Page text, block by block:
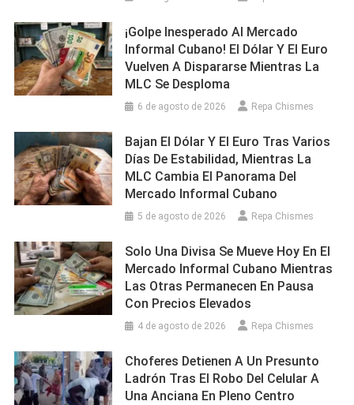
¡Golpe Inesperado Al Mercado
Informal Cubano! El Dólar Y El Euro
Vuelven A Dispararse Mientras La
MLC Se Desploma
6 de agosto de 2026 Repa Chismes
Bajan El Dólar Y El Euro Tras Varios
Días De Estabilidad, Mientras La
MLC Cambia El Panorama Del
Mercado Informal Cubano
5 de agosto de 2026 Repa Chismes
Solo Una Divisa Se Mueve Hoy En El
Mercado Informal Cubano Mientras
Las Otras Permanecen En Pausa
Con Precios Elevados
4 de agosto de 2026 Repa Chismes
Choferes Detienen A Un Presunto
Ladrón Tras El Robo Del Celular A
Una Anciana En Pleno Centro